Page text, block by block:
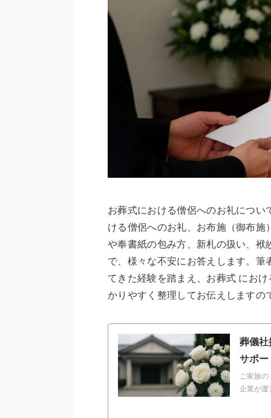
お葬式における僧侶へのお礼につ
ける僧侶へのお礼、お布施（御布
や奉書紙の包み方、新札の扱い、
で、様々な不安にお答えします。
てきた経験を踏まえ、お葬式 にお
かりやすく整理してお伝えします
葬儀
サポ
ご家族
企業が